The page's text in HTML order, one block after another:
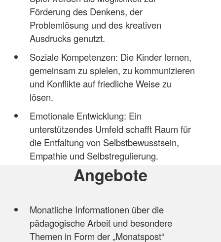
Förderung des Denkens, der
Problemlösung und des kreativen
Ausdrucks genutzt.
Soziale Kompetenzen: Die Kinder lernen,
gemeinsam zu spielen, zu kommunizieren
und Konflikte auf friedliche Weise zu
lösen.
Emotionale Entwicklung: Ein
unterstützendes Umfeld schafft Raum für
die Entfaltung von Selbstbewusstsein,
Empathie und Selbstregulierung.
Angebote
Monatliche Informationen über die
pädagogische Arbeit und besondere
Themen in Form der „Monatspost“